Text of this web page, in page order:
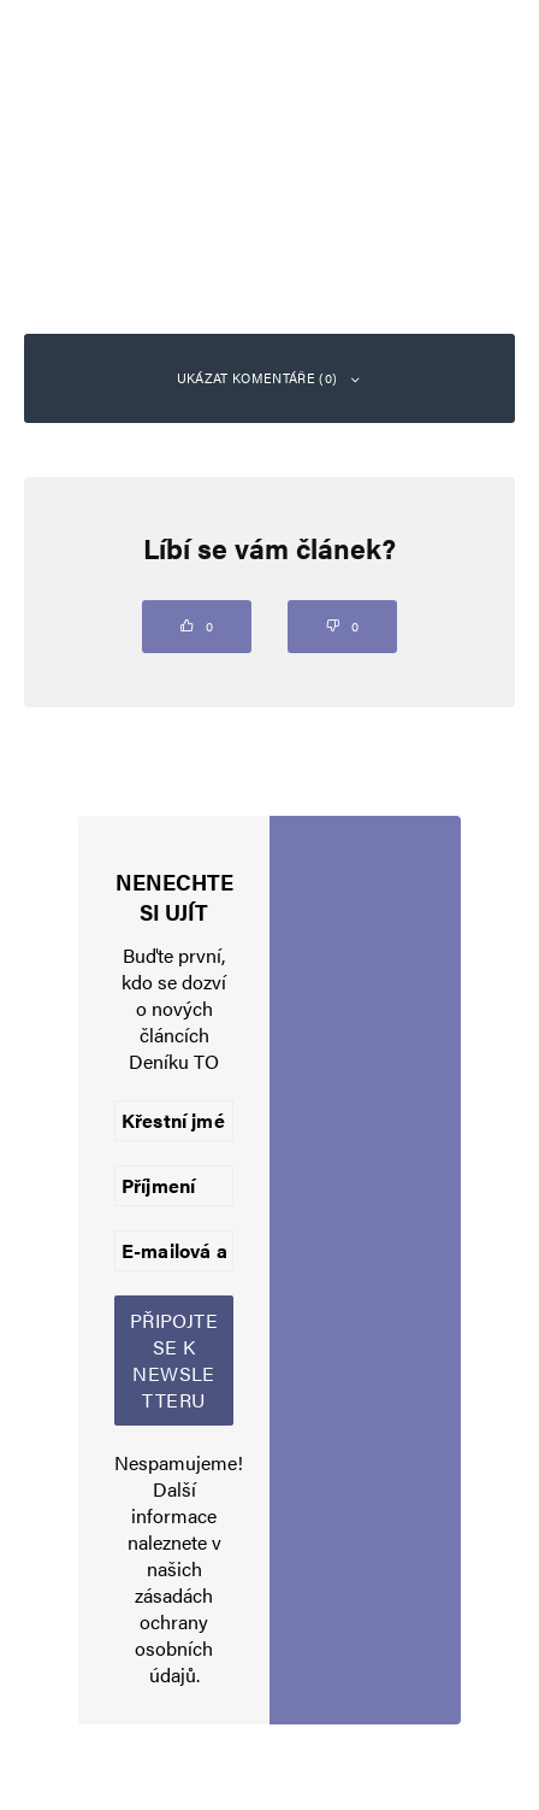
UKÁZAT KOMENTÁŘE (0)
Vaše e-mailová adresa nebude zveřejněna. Vyžadované informace jsou
Uložit do prohlížeče jméno, e-mail a webovou stránku pro budoucí
Informujte mě o nových komentářích e-mailem.
Alternative:
Líbí se vám článek?
0 0
NENECHTE
SI UJÍT
Buďte první,
kdo se dozví
o nových
článcích
Deníku TO
Nespamujeme!
Další
informace
naleznete v
našich
zásadách
ochrany
osobních
údajů.